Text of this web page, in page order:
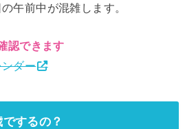
午前中が混雑します。
認できます
ダー
するの？